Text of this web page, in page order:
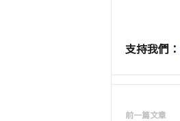
支持我們：
前一篇文章